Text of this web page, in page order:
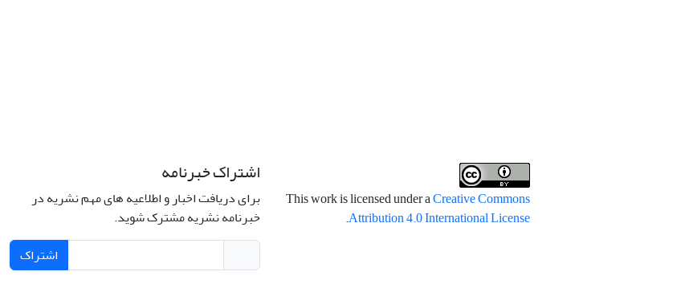
This work is licensed under aCreative Commons
Attribution 4.0 International License
.
اشتراک خبرنامه
برای دریافت اخبار و اطلاعیه های مهم نشریه در
خبرنامه نشریه مشترک شوید.
اشتراک